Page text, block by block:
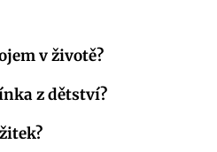
v životě?
z dětství?